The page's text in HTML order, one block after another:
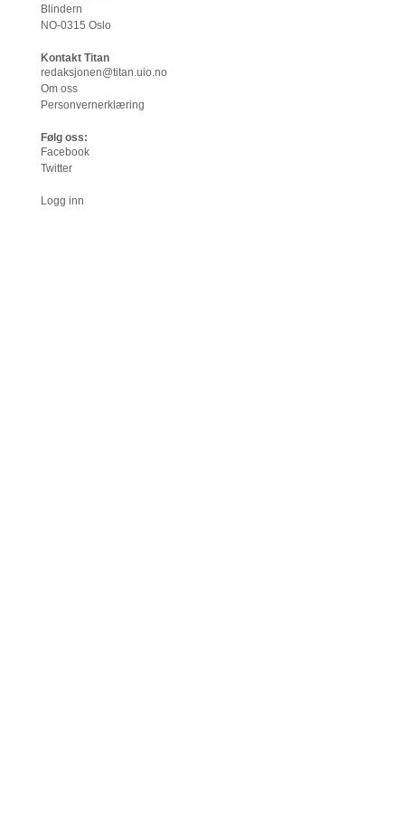
Blindern
NO-0315 Oslo
Kontakt Titan
redaksjonen@titan.uio.no
Om oss
Personvernerklæring
Følg oss:
Facebook
Twitter
Logg inn